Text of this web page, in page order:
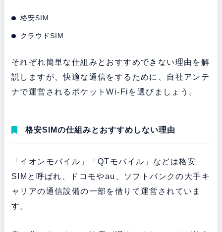
格安SIM
クラウドSIM
それぞれ簡単な仕組みとおすすめできない理由を解
説しますが、快適な通信をするために、自社アンテ
ナで運営されるポケットWi-Fiを選びましょう。
格安SIMの仕組みとおすすめしない理由
「イオンモバイル」「QTモバイル」などは格安
SIMと呼ばれ、ドコモやau、ソフトバンクの大手キ
ャリアの通信設備の一部を借りて運営されていま
す。